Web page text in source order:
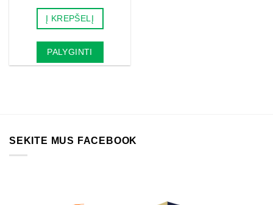
was:
19.00€.
is:
Į KREPŠELĮ
PALYGINTI
SEKITE MUS FACEBOOK